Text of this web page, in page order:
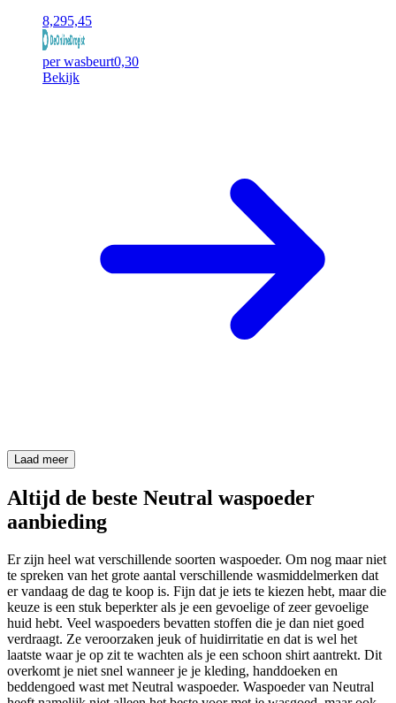
8,295,45
per wasbeurt0,30
Bekijk
Laad meer
Altijd de beste Neutral waspoeder
aanbieding
Er zijn heel wat verschillende soorten waspoeder. Om nog maar niet
te spreken van het grote aantal verschillende wasmiddelmerken dat
er vandaag de dag te koop is. Fijn dat je iets te kiezen hebt, maar die
keuze is een stuk beperkter als je een gevoelige of zeer gevoelige
huid hebt. Veel waspoeders bevatten stoffen die je dan niet goed
verdraagt. Ze veroorzaken jeuk of huidirritatie en dat is wel het
laatste waar je op zit te wachten als je een schoon shirt aantrekt. Dit
overkomt je niet snel wanneer je je kleding, handdoeken en
beddengoed wast met Neutral waspoeder. Waspoeder van Neutral